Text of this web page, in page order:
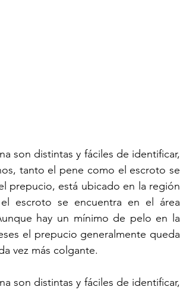
son distintas y fáciles de identificar,
tanto el pene como el escroto se
prepucio, está ubicado en la región
escroto se encuentra en el área
hay un mínimo de pelo en la
el prepucio generalmente queda
vez más colgante.
son distintas y fáciles de identificar,